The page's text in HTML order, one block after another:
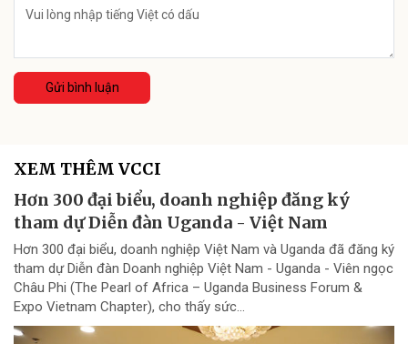
Gửi bình luận
XEM THÊM VCCI
Hơn 300 đại biểu, doanh nghiệp đăng ký
tham dự Diễn đàn Uganda - Việt Nam
Hơn 300 đại biểu, doanh nghiệp Việt Nam và Uganda đã đăng ký
tham dự Diễn đàn Doanh nghiệp Việt Nam - Uganda - Viên ngọc
Châu Phi (The Pearl of Africa – Uganda Business Forum &
Expo Vietnam Chapter), cho thấy sức...